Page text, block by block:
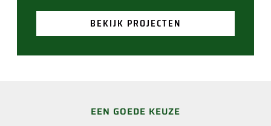
BEKIJK PROJECTEN
EEN GOEDE KEUZE